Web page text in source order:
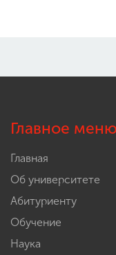
Главное меню
Главная
Об университете
Абитуриенту
Обучение
Наука